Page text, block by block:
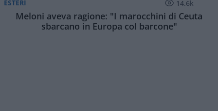
ESTERI 14.6k
Meloni aveva ragione: "I marocchini di Ceuta
sbarcano in Europa col barcone"